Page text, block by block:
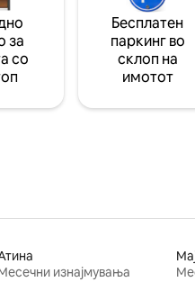
за
со
Бесплатен
паркинг во
склоп на
имотот
изнајмувања